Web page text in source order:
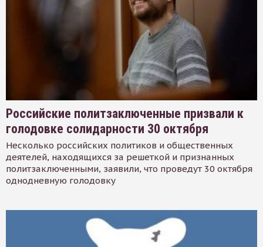
Российские политзаключенные призвали к
голодовке солидарности 30 октября
Несколько российских политиков и общественных
деятелей, находящихся за решеткой и признанных
политзаключенными, заявили, что проведут 30 октября
однодневную голодовку